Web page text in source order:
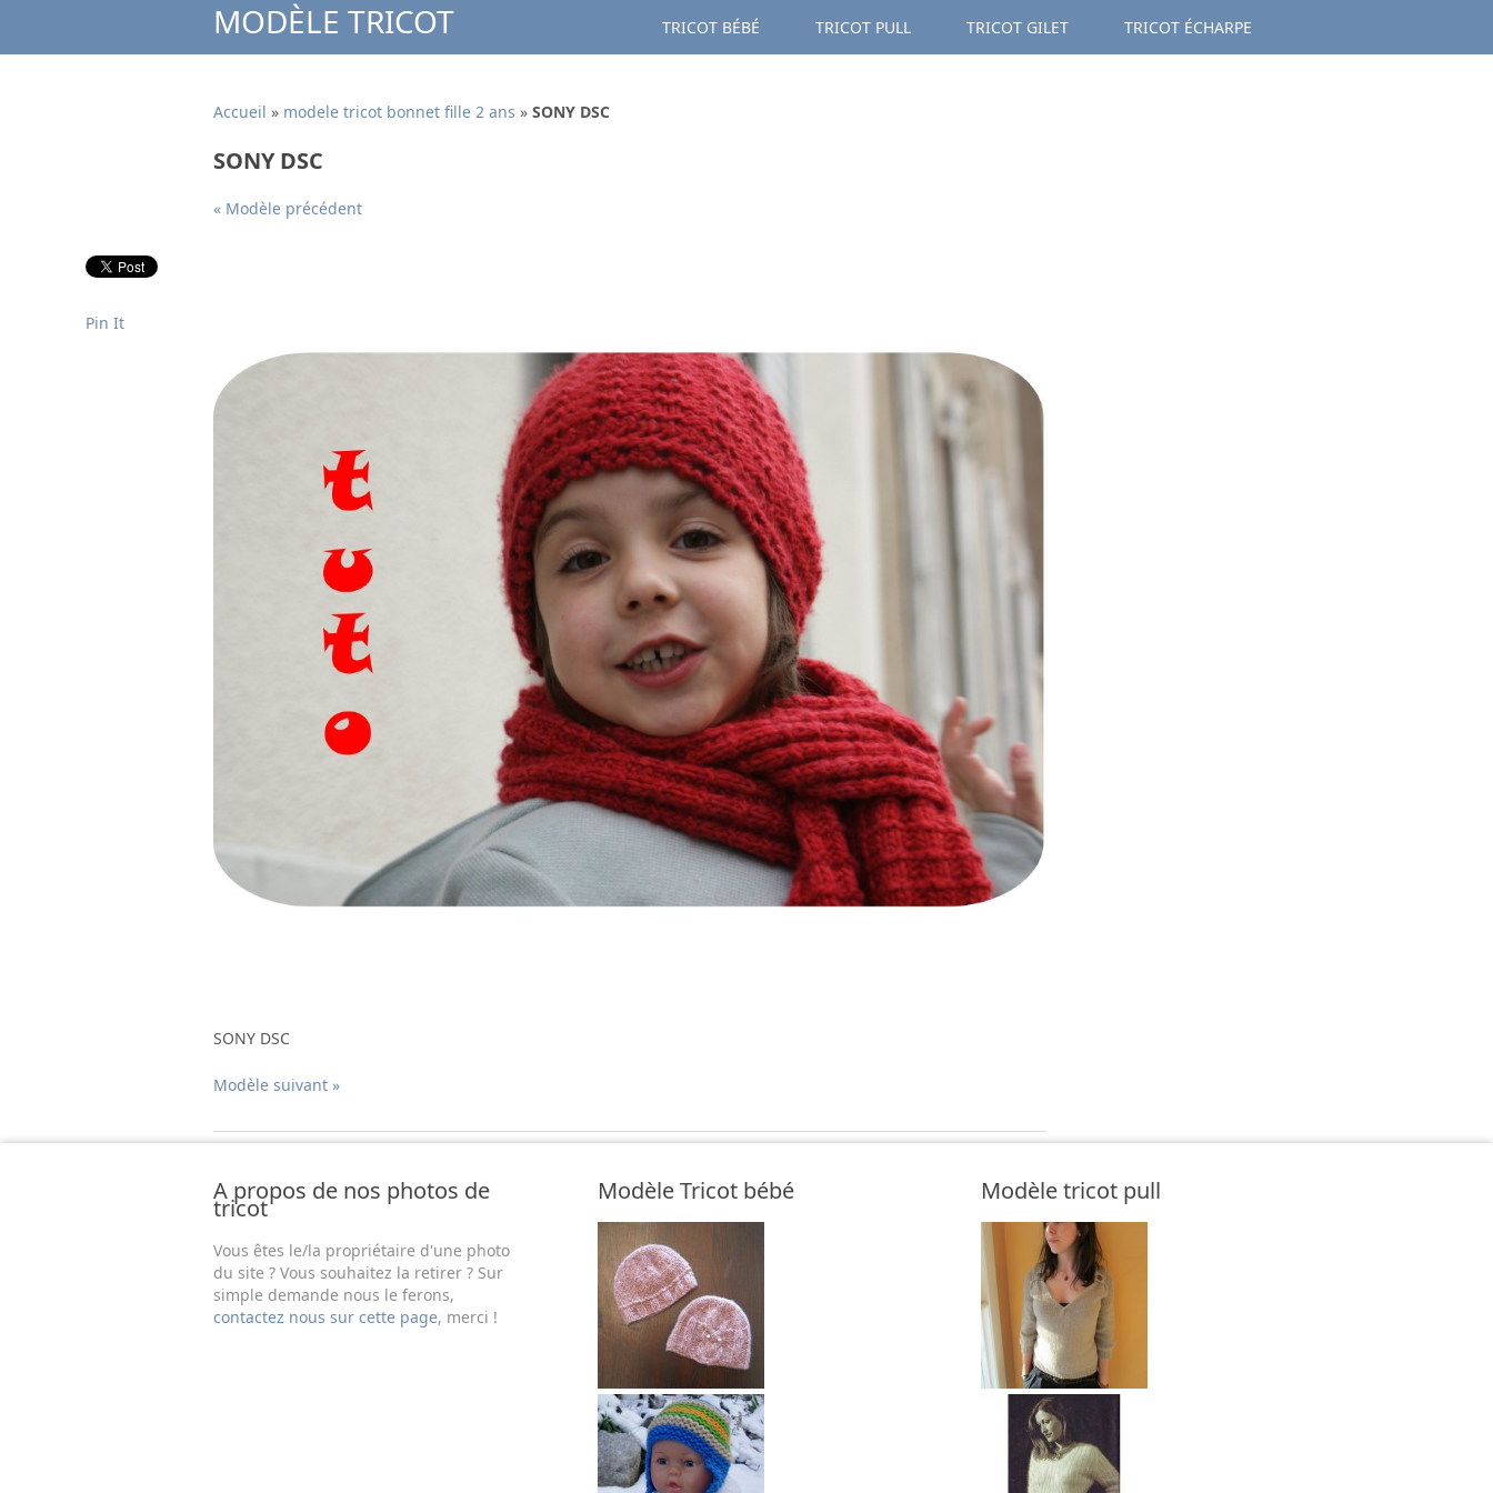
MODÈLE TRICOT TRICOT BÉBÉ TRICOT PULL TRICOT GILET TRICOT ÉCHARPE
Accueil » modele tricot bonnet fille 2 ans » SONY DSC
SONY DSC
« Modèle précédent
SONY DSC
Modèle suivant »
Pin It
A propos de nos photos de
tricot
Vous êtes le/la propriétaire d'une photo
du site ? Vous souhaitez la retirer ? Sur
simple demande nous le ferons,
contactez nous sur cette page, merci !
Modèle Tricot bébé Modèle tricot pull